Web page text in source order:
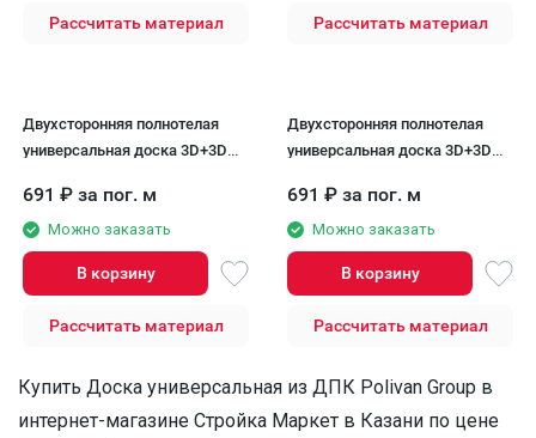
Рассчитать материал Рассчитать материал
Двухсторонняя полнотелая
универсальная доска 3D+3D
тёмно-коричневого цвета.
691 ₽ за пог. м
Можно заказать
В корзину
Рассчитать материал
Двухсторонняя полнотелая
универсальная доска 3D+3D
POLIVAN GROUP
691 ₽ за пог. м
Можно заказать
В корзину
Рассчитать материал
Купить Доска универсальная из ДПК Polivan Group в
интернет-магазине Стройка Маркет в Казани по цене